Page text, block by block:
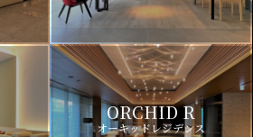
ORCHID R
オーキッドレジデンス